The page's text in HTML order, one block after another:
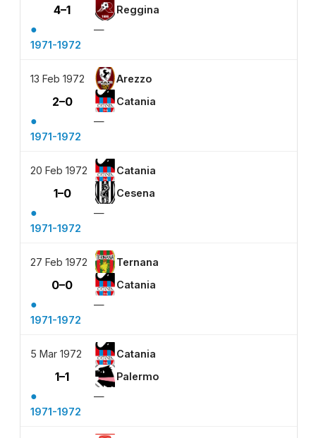
4–1 Reggina
●
—
1971-1972
13 Feb 1972 Arezzo
2–0 Catania
●
—
1971-1972
20 Feb 1972 Catania
1–0 Cesena
●
—
1971-1972
27 Feb 1972 Ternana
0–0 Catania
●
—
1971-1972
5 Mar 1972 Catania
1–1 Palermo
●
—
1971-1972